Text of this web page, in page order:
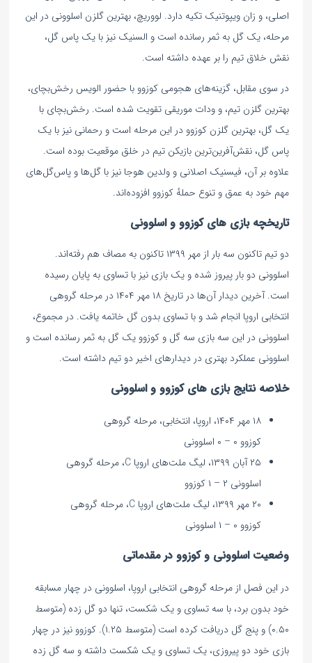
اصلی، و زان ویپوتنیک تکیه دارد. لووریچ، بهترین گلزن اسلوونی در این
مرحله، یک گل به ثمر رسانده است و السنیک نیز با یک پاس گل،
نقش خلاق تیم را بر عهده داشته است.
در سوی مقابل، گزینه‌های هجومی کوزوو با حضور الویس رخش‌بچای،
بهترین گلزن تیم، و ودات موریقی تقویت شده است. رخش‌بچای با
یک گل، بهترین گلزن کوزوو در این مرحله است و رحمانی نیز با یک
پاس گل، نقش‌آفرین‌ترین بازیکن تیم در خلق موقعیت بوده است.
علاوه بر آن، فیسنیک اصلانی و ولدین هوجا نیز با گل‌ها و پاس‌گل‌های
مهم خود به عمق و تنوع حملهٔ کوزوو افزوده‌اند.
تاریخچه بازی های کوزوو و اسلوونی
دو تیم تاکنون سه بار از مهر ۱۳۹۹ تاکنون به مصاف هم رفته‌اند.
اسلوونی دو بار پیروز شده و یک بازی نیز با تساوی به پایان رسیده
است. آخرین دیدار آن‌ها در تاریخ ۱۸ مهر ۱۴۰۴ در مرحله گروهی
انتخابی اروپا انجام شد و با تساوی بدون گل خاتمه یافت. در مجموع،
اسلوونی در این سه بازی سه گل و کوزوو یک گل به ثمر رسانده است و
اسلوونی عملکرد بهتری در دیدارهای اخیر دو تیم داشته است.
خلاصه نتایج بازی های کوزوو و اسلوونی
۱۸ مهر ۱۴۰۴، اروپا، انتخابی، مرحله گروهی
کوزوو ۰ – ۰ اسلوونی
۲۵ آبان ۱۳۹۹، لیگ ملت‌های اروپا C، مرحله گروهی
اسلوونی ۲ – ۱ کوزوو
۲۰ مهر ۱۳۹۹، لیگ ملت‌های اروپا C، مرحله گروهی
کوزوو ۰ – ۱ اسلوونی
وضعیت اسلوونی و کوزوو در مقدماتی
در این فصل از مرحله گروهی انتخابی اروپا، اسلوونی در چهار مسابقه
خود بدون برد، با سه تساوی و یک شکست، تنها دو گل زده (متوسط
۰.۵۰) و پنج گل دریافت کرده است (متوسط ۱.۲۵). کوزوو نیز در چهار
بازی خود دو پیروزی، یک تساوی و یک شکست داشته و سه گل زده